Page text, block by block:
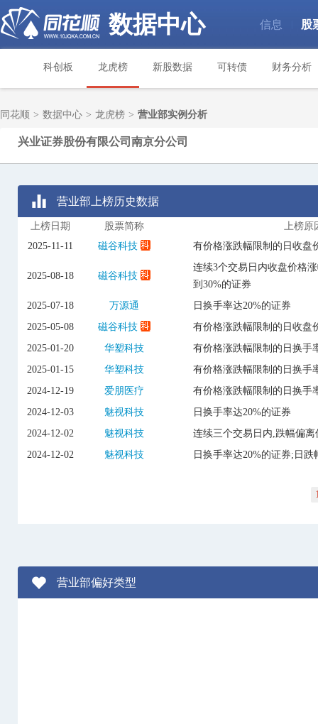
数据中心 信息 股
科创板 龙虎榜 新股数据 可转债 财务分析
同花顺 > 数据中心 > 龙虎榜 > 营业部实例分析
兴业证券股份有限公司南京分公司
营业部上榜历史数据
上榜日期 股票简称
上榜原
2025-11-11
磁谷科技 有价格涨跌幅限制的日收盘
2025-08-18 磁谷科技
连续3个交易日内收盘价格
到30%的证券
2025-07-18
万源通
日换手率达20%的证券
2025-05-08
磁谷科技
有价格涨跌幅限制的日收盘
2025-01-20
华塑科技
有价格涨跌幅限制的日换手
2025-01-15
华塑科技
有价格涨跌幅限制的日换手
2024-12-19
爱朋医疗
有价格涨跌幅限制的日换手
2024-12-03
魅视科技
日换手率达20%的证券
2024-12-02
魅视科技
连续三个交易日内,跌幅偏离
2024-12-02
魅视科技 日换手率达20%的证券;日
营业部偏好类型